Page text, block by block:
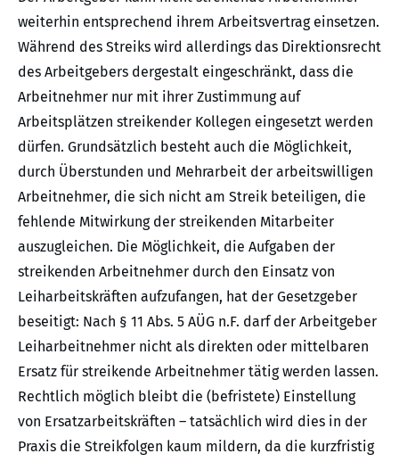
weiterhin entsprechend ihrem Arbeitsvertrag einsetzen.
Während des Streiks wird allerdings das Direktionsrecht
des Arbeitgebers dergestalt eingeschränkt, dass die
Arbeitnehmer nur mit ihrer Zustimmung auf
Arbeitsplätzen streikender Kollegen eingesetzt werden
dürfen. Grundsätzlich besteht auch die Möglichkeit,
durch Überstunden und Mehrarbeit der arbeitswilligen
Arbeitnehmer, die sich nicht am Streik beteiligen, die
fehlende Mitwirkung der streikenden Mitarbeiter
auszugleichen. Die Möglichkeit, die Aufgaben der
streikenden Arbeitnehmer durch den Einsatz von
Leiharbeitskräften aufzufangen, hat der Gesetzgeber
beseitigt: Nach § 11 Abs. 5 AÜG n.F. darf der Arbeitgeber
Leiharbeitnehmer nicht als direkten oder mittelbaren
Ersatz für streikende Arbeitnehmer tätig werden lassen.
Rechtlich möglich bleibt die (befristete) Einstellung
von Ersatzarbeitskräften – tatsächlich wird dies in der
Praxis die Streikfolgen kaum mildern, da die kurzfristig